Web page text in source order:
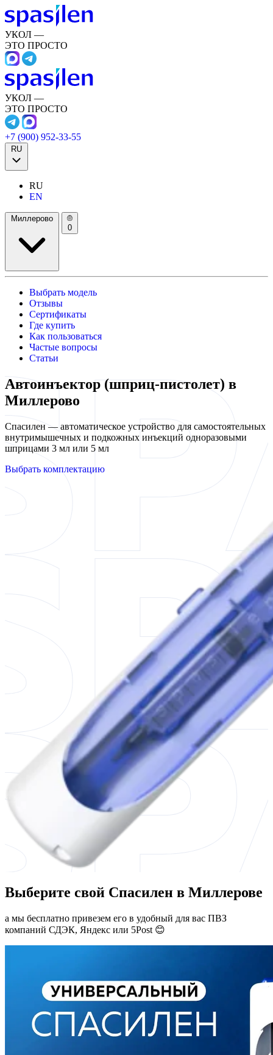
УКОЛ —
ЭТО ПРОСТО
УКОЛ —
ЭТО ПРОСТО
+7 (900) 952-33-55
RU
RU
EN
Миллерово
0
Выбрать модель
Отзывы
Сертификаты
Где купить
Как пользоваться
Частые вопросы
Статьи
Автоинъектор (шприц-пистолет) в
Миллерово
Спасилен — автоматическое устройство для самостоятельных
внутримышечных и подкожных инъекций одноразовыми
шприцами 3 мл или 5 мл
Выбрать комплектацию
Выберите свой Спасилен в Миллерове
а мы бесплатно привезем его в удобный для вас ПВЗ
компаний СДЭК, Яндекс или 5Post 😊